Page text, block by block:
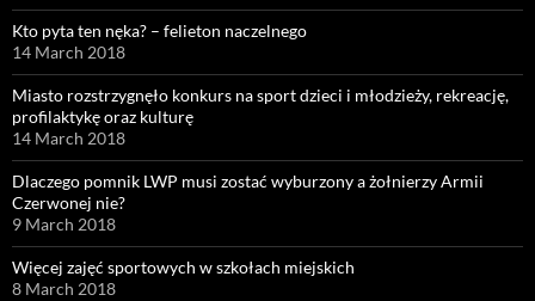
Kto pyta ten nęka? – felieton naczelnego
14 March 2018
Miasto rozstrzygnęło konkurs na sport dzieci i młodzieży, rekreację,
profilaktykę oraz kulturę
14 March 2018
Dlaczego pomnik LWP musi zostać wyburzony a żołnierzy Armii
Czerwonej nie?
9 March 2018
Więcej zajęć sportowych w szkołach miejskich
8 March 2018